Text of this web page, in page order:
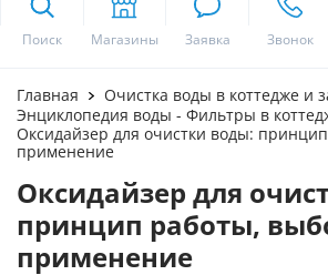
Поиск
Москва
Главная
Очистка воды в коттедже и
Энциклопедия воды - Фильтры в
Оксидайзер для очистки воды:
применение
Оксидайзер для
принцип работы,
применение